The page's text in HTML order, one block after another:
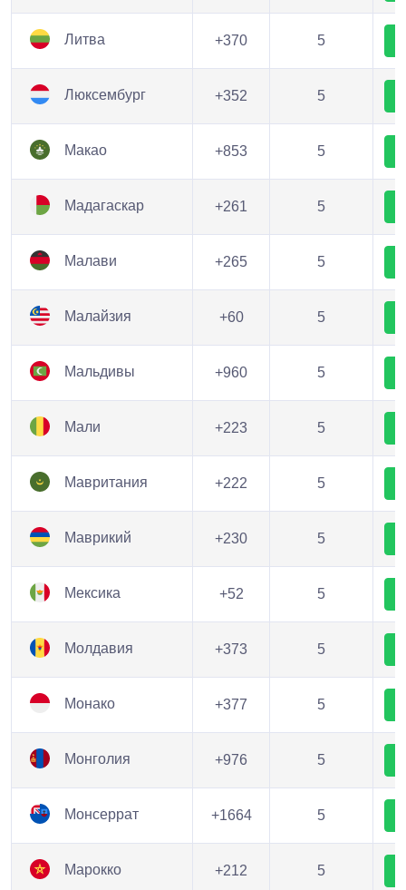
Литва +370 5
Люксембург +352 5
Макао +853 5
Мадагаскар +261 5
Малави +265 5
Малайзия +60 5
Мальдивы +960 5
Мали +223 5
Мавритания +222 5
Маврикий +230 5
Мексика +52 5
Молдавия +373 5
Монако +377 5
Монголия +976 5
Монсеррат +1664 5
Марокко +212 5